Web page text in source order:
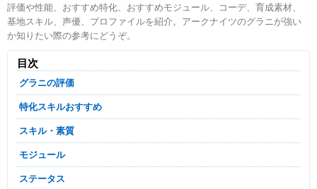
評価や性能、おすすめ特化、おすすめモジュール、コーデ、育成素材、
基地スキル、声優、プロファイルを紹介。アークナイツのグラニが強い
か知りたい際の参考にどうぞ。
目次
グラニの評価
特化スキルおすすめ
スキル・素質
モジュール
ステータス